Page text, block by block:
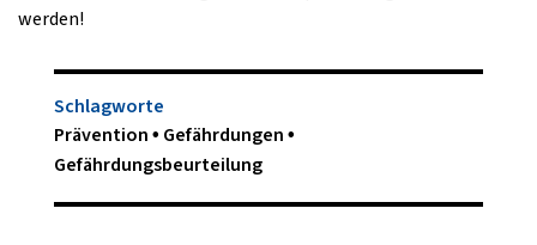
werden!
Schlagworte
Prävention
Gefährdungen
Gefährdungsbeurteilung